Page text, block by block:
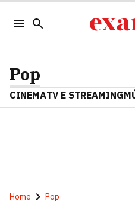
Pop
CINEMATV E STREAMING
Home Pop